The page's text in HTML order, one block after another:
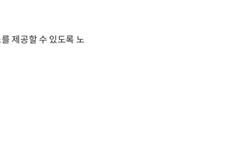
제공할 수 있도록 노